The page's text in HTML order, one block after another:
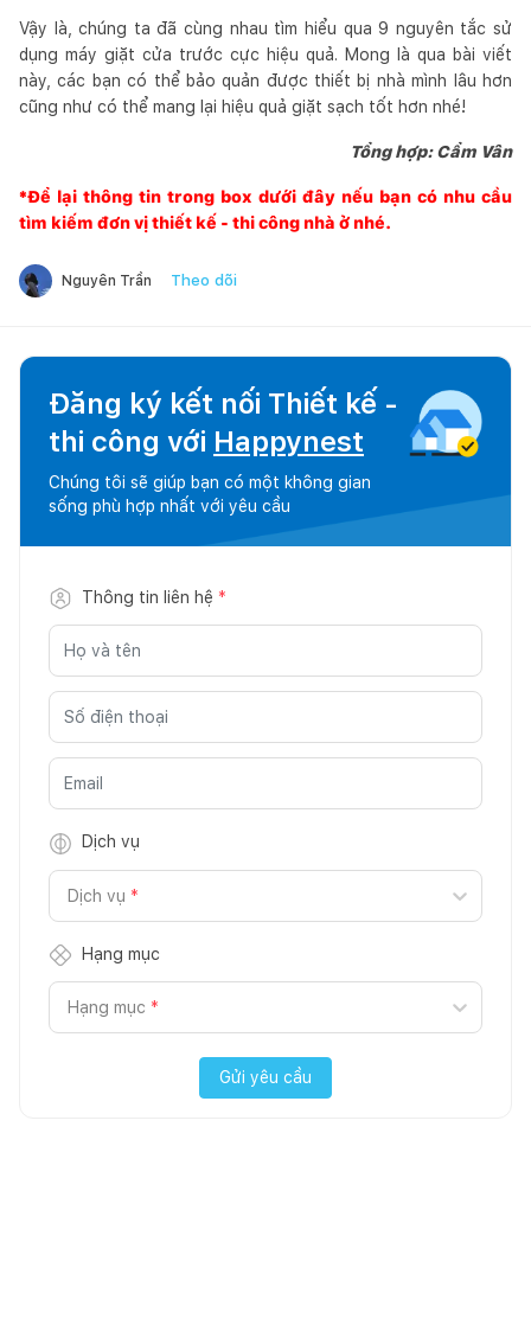
Vậy là, chúng ta đã cùng nhau tìm hiểu qua 9 nguyên tắc sử
dụng máy giặt cửa trước cực hiệu quả. Mong là qua bài viết
này, các bạn có thể bảo quản được thiết bị nhà mình lâu hơn
cũng như có thể mang lại hiệu quả giặt sạch tốt hơn nhé!
Tổng hợp: Cẩm Vân
*Để lại thông tin trong box dưới đây nếu bạn có nhu cầu
tìm kiếm đơn vị thiết kế - thi công nhà ở nhé.
Nguyên Trần Theo dõi
Đăng ký kết nối Thiết kế -
thi công với Happynest
Chúng tôi sẽ giúp bạn có một không gian
sống phù hợp nhất với yêu cầu
Thông tin liên hệ *
Dịch vụ
Dịch vụ *
Hạng mục
Hạng mục *
Gửi yêu cầu